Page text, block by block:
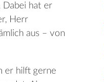
Dabei hat er
Herr
aus – von
er hilft gerne